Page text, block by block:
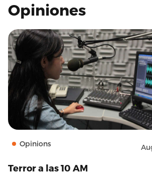
Opiniones
Opinions
Terror a las 10 AM